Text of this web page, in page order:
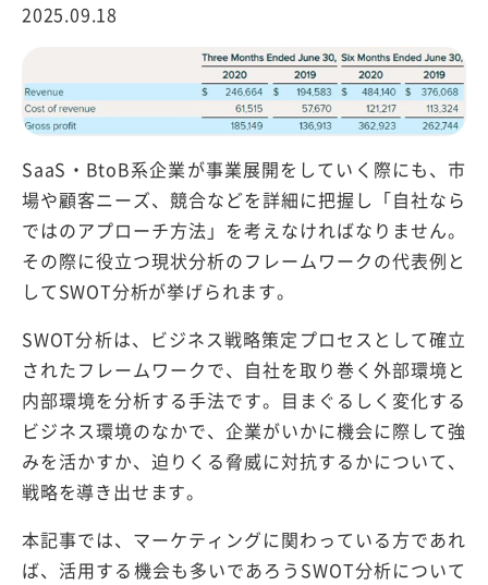
2025.09.18
SaaS・BtoB系企業が事業展開をしていく際にも、市
場や顧客ニーズ、競合などを詳細に把握し「自社なら
ではのアプローチ方法」を考えなければなりません。
その際に役立つ現状分析のフレームワークの代表例と
してSWOT分析が挙げられます。
SWOT分析は、ビジネス戦略策定プロセスとして確立
されたフレームワークで、自社を取り巻く外部環境と
内部環境を分析する手法です。目まぐるしく変化する
ビジネス環境のなかで、企業がいかに機会に際して強
みを活かすか、迫りくる脅威に対抗するかについて、
戦略を導き出せます。
本記事では、マーケティングに関わっている方であれ
ば、活用する機会も多いであろうSWOT分析について